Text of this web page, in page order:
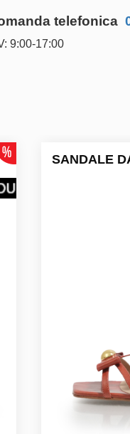
telefonica
9:00-17:00
SANDALE